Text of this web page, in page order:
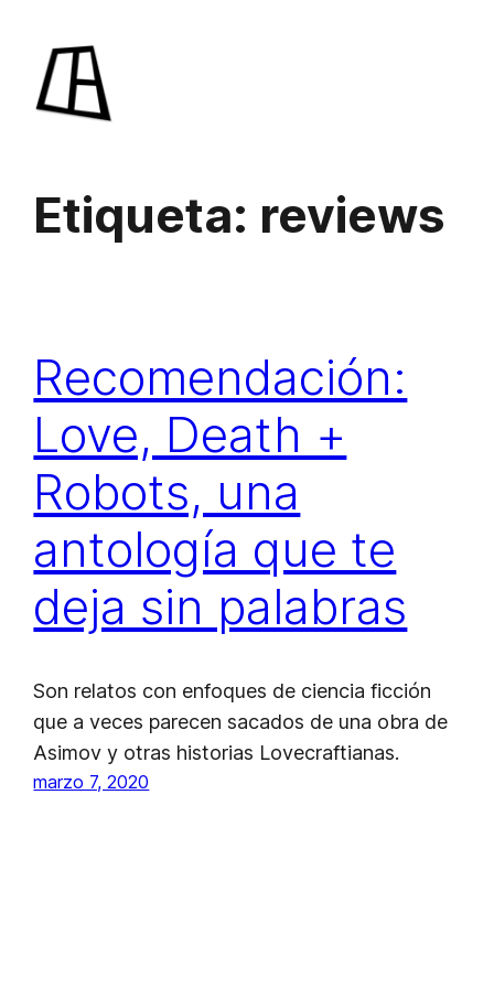
contenido
Etiqueta: reviews
Recomendación:
Love, Death +
Robots, una
antología que te
deja sin palabras
Son relatos con enfoques de ciencia ficción
que a veces parecen sacados de una obra de
Asimov y otras historias Lovecraftianas.
marzo 7, 2020